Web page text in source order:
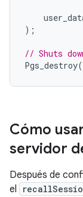
);
// Shuts
Pgs_destroy
Cómo
servidor
Después de
el